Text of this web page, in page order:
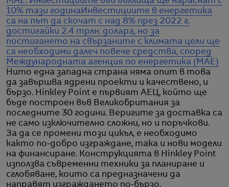
10% тази годинаИнвестициите в енергетика
са на път да скочат с над 8% през 2022 г.
достигайки 2.4 трлн. долара, но за
постигането на свързаните с климата цели ще
са необходими далеч повече средства, според
Международната агенция по енергетика (МАЕ)
Нито една западна страна няма опит в това
да завършва ядрени проекти и качествено, и
бързо. Hinkley Point е първият АЕЦ, който ще
бъде построен във Великобритания за
последните 30 години. Веригите за доставка са
не само изключително сложни, но и поръчкови.
За да се промени този цикъл, е необходимо
както по-добро изграждане, така и нови модели
на финансиране. Конструкцията в Hinkley Point
използва съвременни техники за планиране и
сглобяване, които са предназначени да
направят изграждането по-бързо.